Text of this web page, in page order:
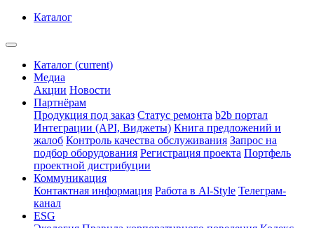
Каталог
Каталог (current)
Медиа
Акции Новости
Партнёрам
Продукция под заказ Статус ремонта b2b портал
Интеграции (API, Виджеты) Книга предложений и
жалоб Контроль качества обслуживания Запрос на
подбор оборудования Регистрация проекта Портфель
проектной дистрибуции
Коммуникация
Контактная информация Работа в Al-Style Телеграм-
канал
ESG